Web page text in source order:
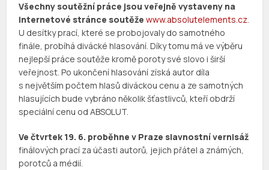
Všechny soutěžní práce jsou veřejně vystaveny na
internetové stránce soutěže www.absolutelements.cz.
U desítky prací, které se probojovaly do samotného
finále, probíhá divácké hlasování. Díky tomu má ve výběru
nejlepší práce soutěže kromě poroty své slovo i širší
veřejnost. Po ukončení hlasování získá autor díla
s největším počtem hlasů diváckou cenu a ze samotných
hlasujících bude vybráno několik šťastlivců, kteří obdrží
speciální cenu od ABSOLUT.
Ve čtvrtek 19. 6. proběhne v Praze slavnostní vernisáž
finálových prací za účasti autorů, jejich přátel a známých,
porotců a médií.